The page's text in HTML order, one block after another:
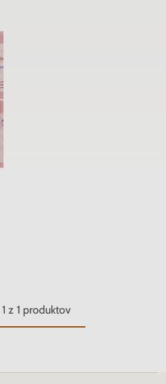
1 z 1 produktov